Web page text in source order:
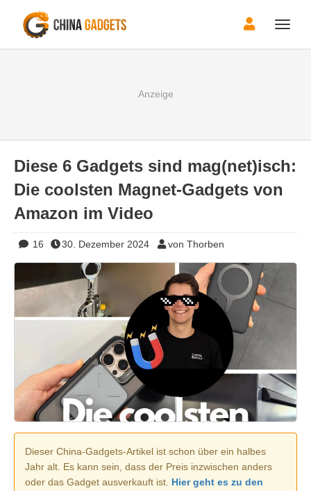
Toggle
Diese 6 Gadgets sind mag(net)isch:
Die coolsten Magnet-Gadgets von
Amazon im Video
16 30. Dezember 2024 von Thorben
Dieser China-Gadgets-Artikel ist schon über ein halbes
Jahr alt. Es kann sein, dass der Preis inzwischen anders
oder das Gadget ausverkauft ist. Hier geht es zu den